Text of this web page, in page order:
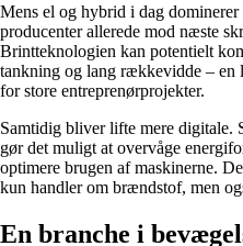
Mens el og hybrid i dag
producenter allerede mod næste
Brintteknologien kan potentielt
tankning og lang rækkevidde –
for store entreprenørprojekter.
Samtidig bliver lifte mere digitale.
gør det muligt at overvåge
optimere brugen af maskinerne.
kun handler om brændstof, men
En branche i